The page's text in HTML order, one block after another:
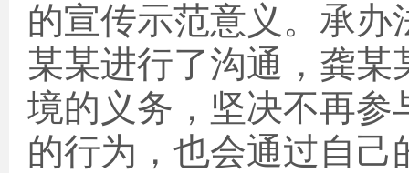
的宣传示范意义 。 承办
某某进行了沟通 ， 龚某
境的义务， 坚决不再参
的行为， 也会通过自己